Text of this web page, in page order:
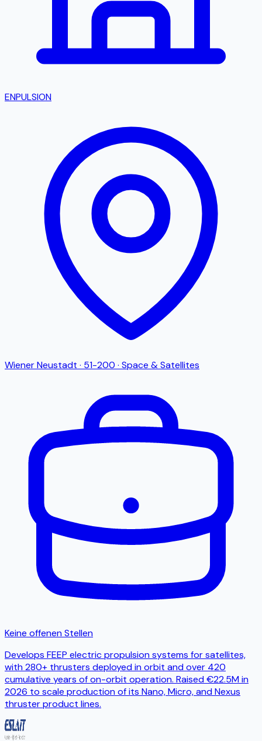
ENPULSION
Wiener Neustadt · 51-200 · Space & Satellites
Keine offenen Stellen
Develops FEEP electric propulsion systems for satellites,
with 280+ thrusters deployed in orbit and over 420
cumulative years of on-orbit operation. Raised €22.5M in
2026 to scale production of its Nano, Micro, and Nexus
thruster product lines.